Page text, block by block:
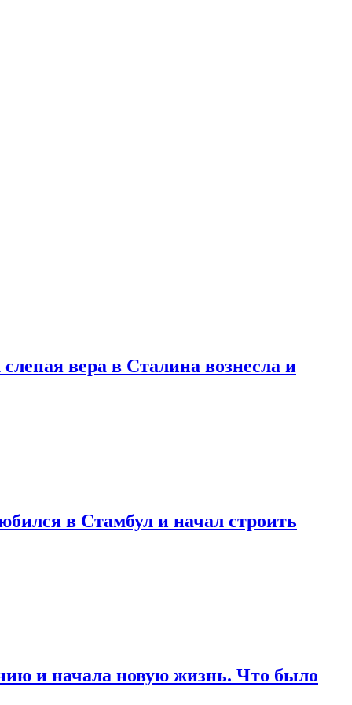
вера в Сталина вознесла и
в Стамбул и начал строить
и начала новую жизнь. Что было